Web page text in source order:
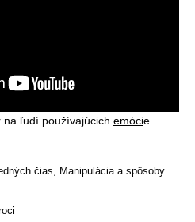
na ľudí používajúcich emócie
čias, Manipulácia a spôsoby